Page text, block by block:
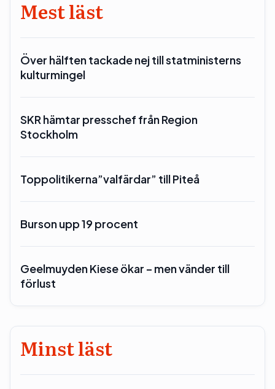
Mest läst
Över hälften tackade nej till statministerns
kulturmingel
SKR hämtar presschef från Region
Stockholm
Toppolitikerna”valfärdar” till Piteå
Burson upp 19 procent
Geelmuyden Kiese ökar – men vänder till
förlust
Minst läst